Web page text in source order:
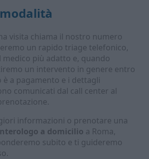
visita chiama il nostro numero
un rapido triage telefonico,
più adatto e, quando
un intervento in genere entro
a pagamento e i dettagli
comunicati dal call center al
informazioni o prenotare una
a domicilio a Roma,
subito e ti guideremo